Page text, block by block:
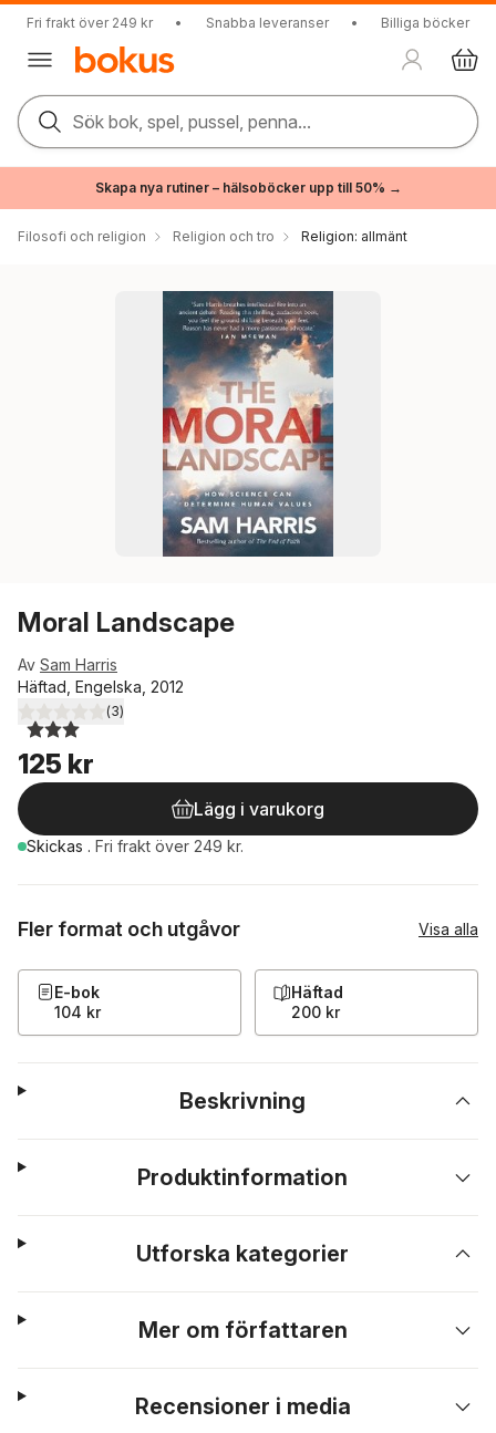
Fri frakt över 249 kr • Snabba leveranser • Billiga böcker
Sök bok, spel, pussel, penna...
Skapa nya rutiner – hälsoböcker upp till 50% →
Filosofi och religion Religion och tro Religion: allmänt
Moral Landscape
Av Sam Harris
Häftad, Engelska, 2012
3,0utav 5 stjärnor. Totalt antal röster:
(3)
125 kr
Lägg i varukorg
Skickas . Fri frakt över 249 kr.
Fler format och utgåvor Visa alla
E-bok
104 kr
Häftad
200 kr
Beskrivning
Produktinformation
Utforska kategorier
Mer om författaren
Recensioner i media